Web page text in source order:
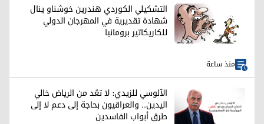
التشكيلي الكوردي هندرين خوشناو ينال
شهادة تقديرية في المهرجان الدولي
للكاريكاتير برومانيا
منذ ساعة
الآلوسي للزيدي: لا تعُد من الرياض خالي
اليدين.. والعراقيون بحاجة إلى دعم لا إلى
طرق أبواب الفاسدين